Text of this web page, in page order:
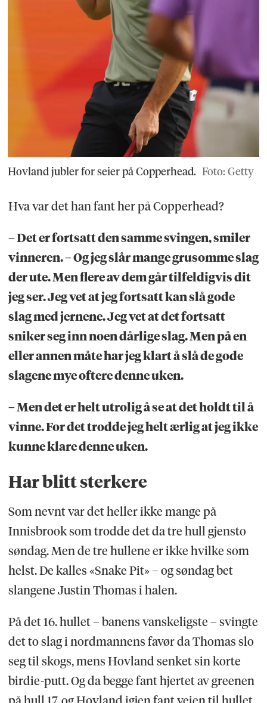
Hovland jubler for seier på Copperhead. Foto: Getty
Hva var det han fant her på Copperhead?
– Det er fortsatt den samme svingen, smiler
vinneren. – Og jeg slår mange grusomme slag
der ute. Men flere av dem går tilfeldigvis dit
jeg ser. Jeg vet at jeg fortsatt kan slå gode
slag med jernene. Jeg vet at det fortsatt
sniker seg inn noen dårlige slag. Men på en
eller annen måte har jeg klart å slå de gode
slagene mye oftere denne uken.
– Men det er helt utrolig å se at det holdt til å
vinne. For det trodde jeg helt ærlig at jeg ikke
kunne klare denne uken.
Har blitt sterkere
Som nevnt var det heller ikke mange på
Innisbrook som trodde det da tre hull gjensto
søndag. Men de tre hullene er ikke hvilke som
helst. De kalles «Snake Pit» – og søndag bet
slangene Justin Thomas i halen.
På det 16. hullet – banens vanskeligste – svingte
det to slag i nordmannens favør da Thomas slo
seg til skogs, mens Hovland senket sin korte
birdie-putt. Og da begge fant hjertet av greenen